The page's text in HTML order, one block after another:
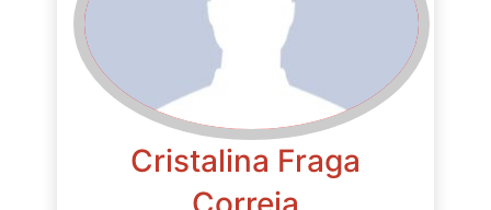
Cristalina Fraga